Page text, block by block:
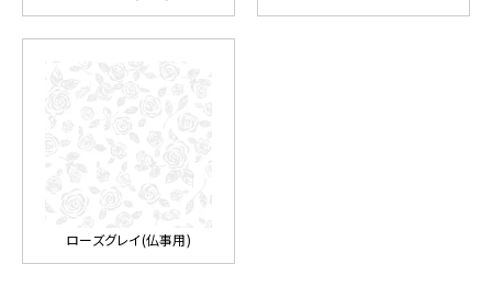
ローズグレイ(仏事用)